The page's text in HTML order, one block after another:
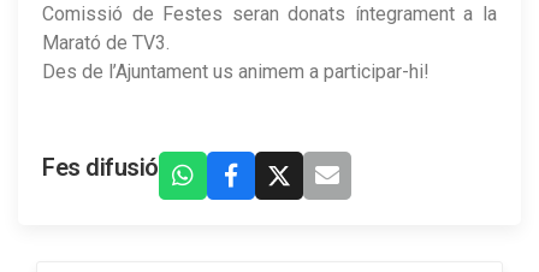
Comissió de Festes seran donats íntegrament a la
Marató de TV3.
Des de l’Ajuntament us animem a participar-hi!
Fes difusió